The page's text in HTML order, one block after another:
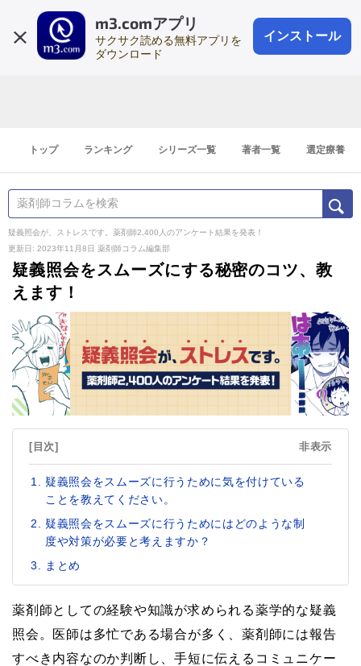
m3.comアプリ
サクサク読める無料アプリを
ダウンロード
インストール
会員登録
登録1分
トップ ランキング シリーズ一覧 著者一覧 選定療養
疑義照会が、ストレスです。薬剤師2,400人のアンケート結果を発表！
更新日: 2023年11月8日 薬剤師コラム編集部
疑義照会をスムーズにする秘密のコツ、教
えます！
[目次] 非表示
疑義照会をスムーズに行うために気を付けている
ことを教えてください。
疑義照会をスムーズに行うためにはどのような制
度や対策が必要と考えますか？
まとめ
薬剤師としての経験や知識が求められる薬学的な疑義
照会。医師は多忙である場合が多く、薬剤師には報告
すべき内容なのか判断し、手短に伝えるコミュニケー